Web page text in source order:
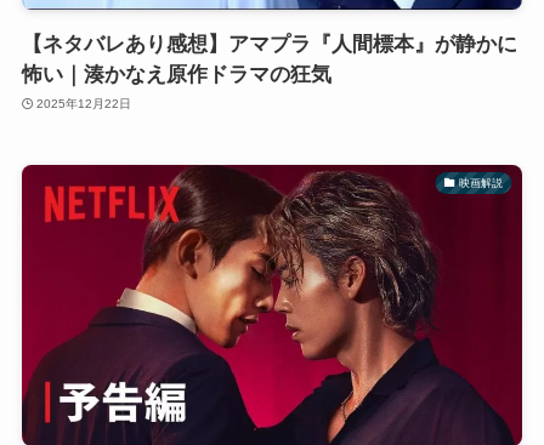
【ネタバレあり感想】アマプラ『人間標本』が静かに
怖い｜湊かなえ原作ドラマの狂気
2025年12月22日
映画解説